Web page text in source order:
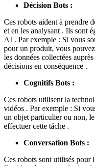
Décision Bots :
Ces robots aident à prendre
et en les analysant . Ils sont
AI . Par exemple : Si vous
pour un produit, vous
les données collectées
décisions en conséquence .
Cognitifs Bots :
Ces robots utilisent la
vidéos . Par exemple : Si
un objet particulier ou non,
effectuer cette tâche .
Conversation Bots :
Ces robots sont utilisés pour